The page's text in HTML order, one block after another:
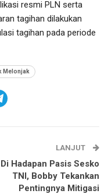
resmi PLN serta
tagihan dilakukan
tagihan pada periode
Melonjak
LANJUT
Di Hadapan Pasis Sesko
TNI, Bobby Tekankan
Pentingnya Mitigasi